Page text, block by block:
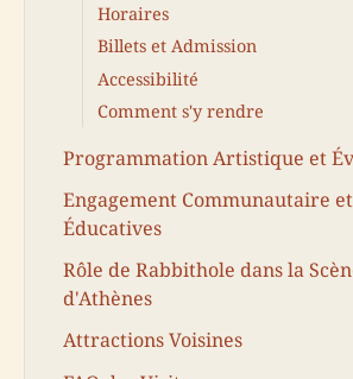
Horaires
Billets et Admission
Accessibilité
Comment s'y rendre
Programmation Artistique et
Engagement Communautaire
Éducatives
Rôle de Rabbithole dans la
d'Athènes
Attractions Voisines